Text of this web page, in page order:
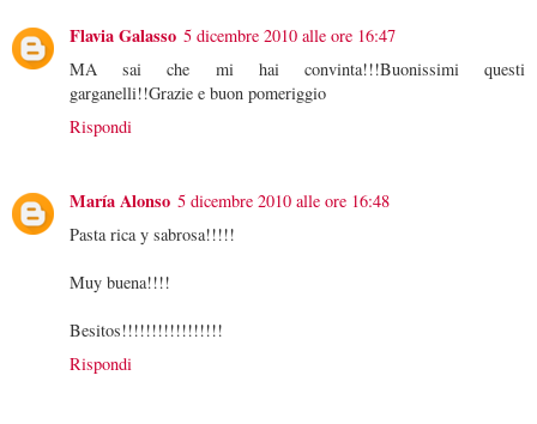
Flavia Galasso 5 dicembre 2010 alle ore 16:47
MA sai che mi hai convinta!!!Buonissimi questi
garganelli!!Grazie e buon pomeriggio
Rispondi
María Alonso 5 dicembre 2010 alle ore 16:48
Pasta rica y sabrosa!!!!!
Muy buena!!!!
Besitos!!!!!!!!!!!!!!!!!
Rispondi